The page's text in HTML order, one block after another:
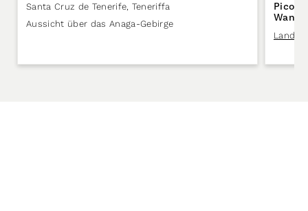
Santa Cruz de Tenerife, Teneriffa
Aussicht über das Anaga-Gebirge
Pico